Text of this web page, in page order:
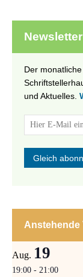
Newsletter
Der
und Aktuelles.
Anstehende
Aug. 19
19:00 - 21:00